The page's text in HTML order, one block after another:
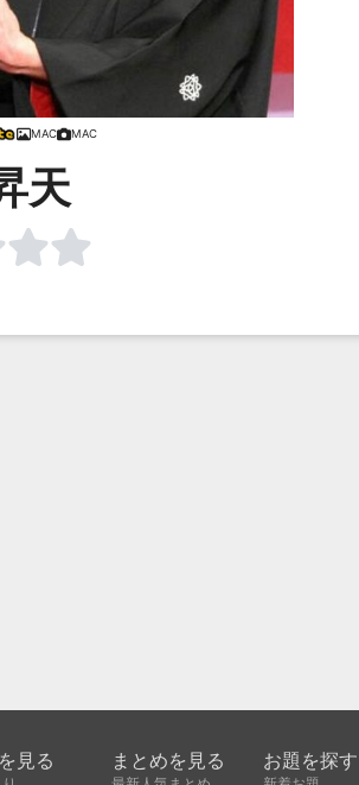
MAC MAC
天
見る まとめを見る お題を探す